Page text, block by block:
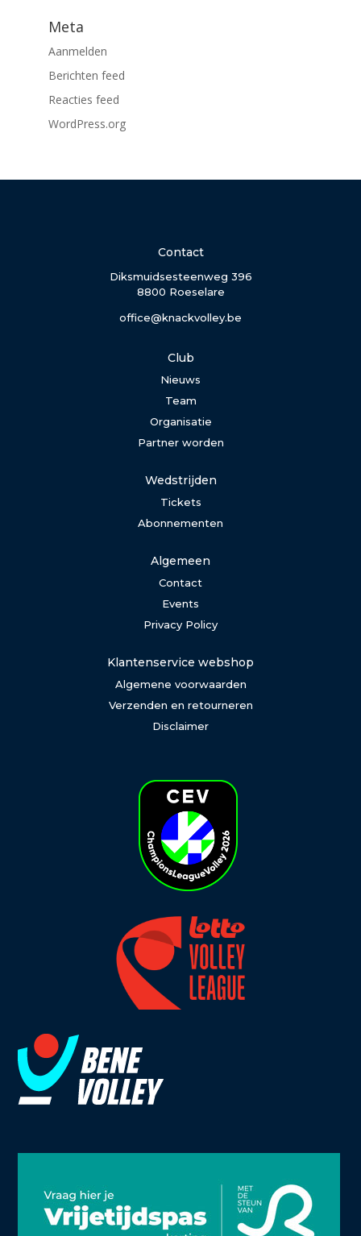
Meta
Aanmelden
Berichten feed
Reacties feed
WordPress.org
Contact
Diksmuidsesteenweg 396
8800 Roeselare
office@knackvolley.be
Club
Nieuws
Team
Organisatie
Partner worden
Wedstrijden
Tickets
Abonnementen
Algemeen
Contact
Events
Privacy Policy
Klantenservice webshop
Algemene voorwaarden
Verzenden en retourneren
Disclaimer